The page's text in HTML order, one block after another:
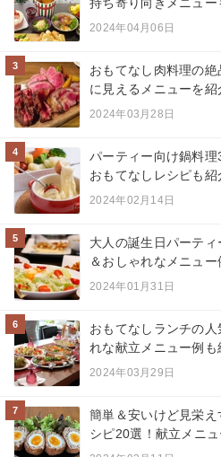
2024年04月06日
3
おもてなし肉料理の
に見えるメニューを紹
2024年03月28日
4
パーティー向け鍋料
おもてなしレシピも紹
2024年02月14日
5
大人の誕生日パーテ
＆おしゃれなメニュー
2024年01月31日
6
おもてなしランチの
れな献立メニュー例も
2024年03月29日
7
簡単＆安いけど見栄
シピ20選！献立メニュ